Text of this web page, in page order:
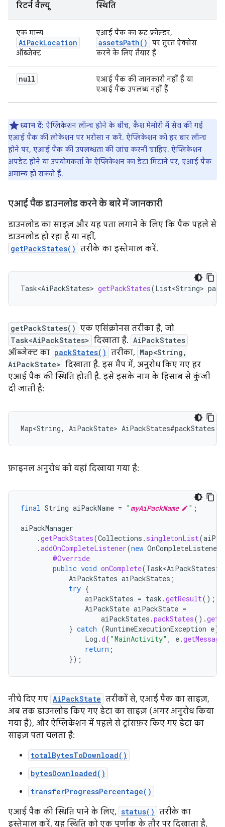
रिटर्न वैल्यू स्थिति
एक मान्य
AiPackLocation
ऑब्जेक्ट
एआई पैक का रूट फ़ोल्डर,
assetsPath()
पर तुरंत ऐक्सेस
करने के लिए तैयार है
null
एआई पैक की जानकारी नहीं है या
एआई पैक उपलब्ध नहीं हैं
ध्यान दें: ऐप्लिकेशन लॉन्च होने के बीच, कैश मेमोरी में सेव की गई
एआई पैक की लोकेशन पर भरोसा न करें. ऐप्लिकेशन को हर बार लॉन्च
होने पर, एआई पैक की उपलब्धता की जांच करनी चाहिए. ऐप्लिकेशन
अपडेट होने या उपयोगकर्ता के ऐप्लिकेशन का डेटा मिटाने पर, एआई पैक
अमान्य हो सकते हैं.
एआई पैक डाउनलोड करने के बारे में जानकारी
डाउनलोड का साइज़ और यह पता लगाने के लिए कि पैक पहले से
डाउनलोड हो रहा है या नहीं,
getPackStates() तरीके का इस्तेमाल करें.
Task<AiPackStates> getPackStates(List<String>
getPackStates() एक एसिंक्रोनस तरीका है, जो
Task<AiPackStates> दिखाता है. AiPackStates
ऑब्जेक्ट का packStates() तरीका, Map<String,
AiPackState> दिखाता है. इस मैप में, अनुरोध किए गए हर
एआई पैक की स्थिति होती है. इसे इसके नाम के हिसाब से कुंजी
दी जाती है:
Map<String, AiPackState> AiPackStates#packStates()
फ़ाइनल अनुरोध को यहां दिखाया गया है:
final String aiPackName = "myAiPackName " ;
aiPackManager
.getPackStates(Collections . singletonList(
.addOnCompleteListener(new
@Override
public void onComplete(Task<AiPackStates>
AiPackStates aiPackStates ;
try {
aiPackStates = task .getResult();
AiPackState aiPackState =
aiPackStates .packStates().get
} catch (RuntimeExecutionException e)
Log .d( "MainActivity" , e.getMessage
return ;
});
नीचे दिए गए AiPackState तरीकों से, एआई पैक का साइज़,
अब तक डाउनलोड किए गए डेटा का साइज़ (अगर अनुरोध किया
गया है), और ऐप्लिकेशन में पहले से ट्रांसफ़र किए गए डेटा का
साइज़ पता चलता है:
totalBytesToDownload()
bytesDownloaded()
transferProgressPercentage()
एआई पैक की स्थिति पाने के लिए, status() तरीके का
इस्तेमाल करें. यह स्थिति को एक पूर्णांक के तौर पर दिखाता है.